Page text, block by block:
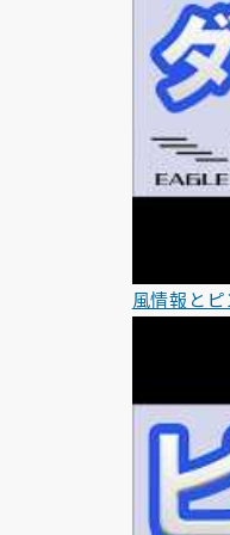
風情報と